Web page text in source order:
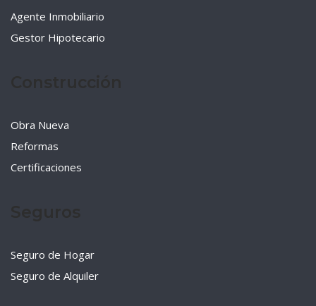
Agente Inmobiliario
Gestor Hipotecario
Obra Nueva
Reformas
Certificaciones
Seguro de Hogar
Seguro de Alquiler